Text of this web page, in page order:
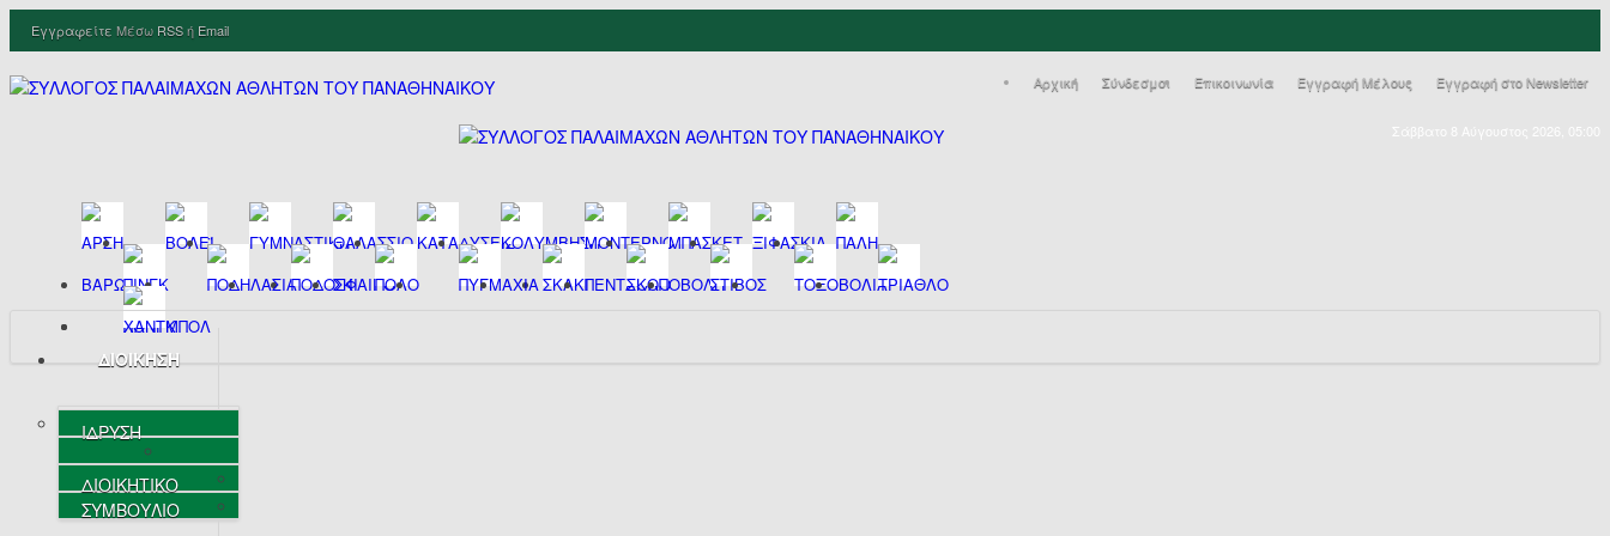
Εγγραφείτε Μέσω RSSή Email
Αρχική Σύνδεσμοι Επικοινωνία Εγγραφή Μέλους Εγγραφή στο Newsletter
Σάββατο 8 Αύγουστος 2026, 05:00
ΔΙΟΙΚΗΣΗ
ΙΔΡΥΣΗ
ΔΙΟΙΚΗΤΙΚΟ
ΣΥΜΒΟΥΛΙΟ